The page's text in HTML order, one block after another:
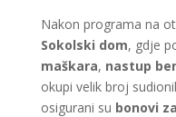
Nakon programa na
Sokolski dom, gdje
maškara, nastup
okupi velik broj
osigurani su bonovi